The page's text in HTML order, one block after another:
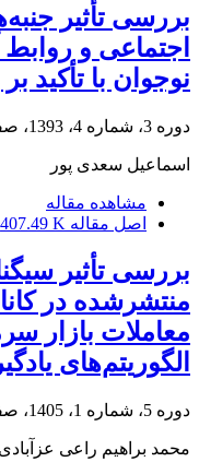
بررسی تأثیر
اجتماعی و روابط
نوجوان با تأکید
دوره 3، شماره 4، 1393، صفحه
اسماعیل سعدی پور
مشاهده مقاله
اصل مقاله 407.49 K
بررسی تأثیر
منتشرشده در
معاملات بازار
الگوریتم‌‌های
دوره 5، شماره 1، 1405، صفحه
محمد براهیم راعی